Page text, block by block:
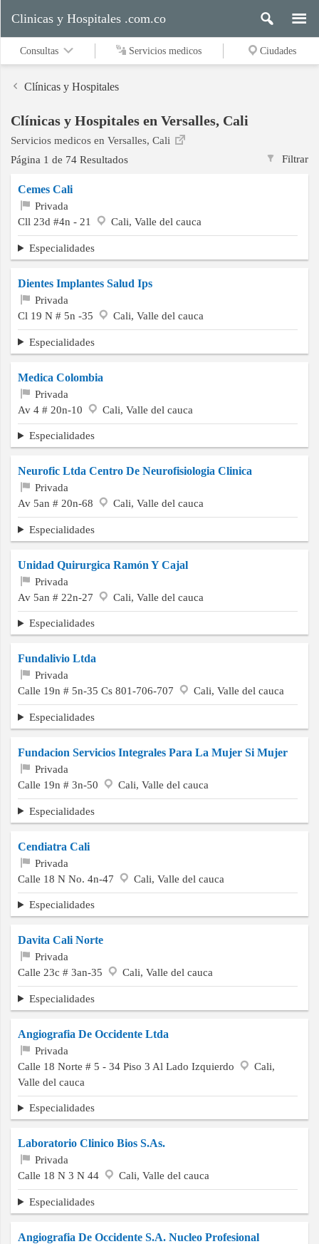
medicos
Ciudades
Buscar
Contacto
Clinicas y Hospitales .com.co
Consultas Servicios medicos Ciudades
Clínicas y Hospitales
Clínicas y Hospitales en Versalles, Cali
Servicios medicos en Versalles, Cali
Filtrar
Página 1 de 74 Resultados
Cemes Cali
Privada
Cll 23d #4n - 21
Cali, Valle del cauca
Especialidades
Dientes Implantes Salud Ips
Privada
Cl 19 N # 5n -35
Cali, Valle del cauca
Especialidades
Medica Colombia
Privada
Av 4 # 20n-10
Cali, Valle del cauca
Especialidades
Neurofic Ltda Centro De Neurofisiologia Clinica
Privada
Av 5an # 20n-68
Cali, Valle del cauca
Especialidades
Unidad Quirurgica Ramón Y Cajal
Privada
Av 5an # 22n-27
Cali, Valle del cauca
Especialidades
Fundalivio Ltda
Privada
Calle 19n # 5n-35 Cs 801-706-707
Cali, Valle del cauca
Especialidades
Fundacion Servicios Integrales Para La Mujer Si Mujer
Privada
Calle 19n # 3n-50
Cali, Valle del cauca
Especialidades
Cendiatra Cali
Privada
Calle 18 N No. 4n-47
Cali, Valle del cauca
Especialidades
Davita Cali Norte
Privada
Calle 23c # 3an-35
Cali, Valle del cauca
Especialidades
Angiografia De Occidente Ltda
Privada
Calle 18 Norte # 5 - 34 Piso 3 Al Lado Izquierdo
Cali,
Valle del cauca
Especialidades
Laboratorio Clinico Bios S.As.
Privada
Calle 18 N 3 N 44
Cali, Valle del cauca
Especialidades
Angiografia De Occidente S.A. Nucleo Profesional